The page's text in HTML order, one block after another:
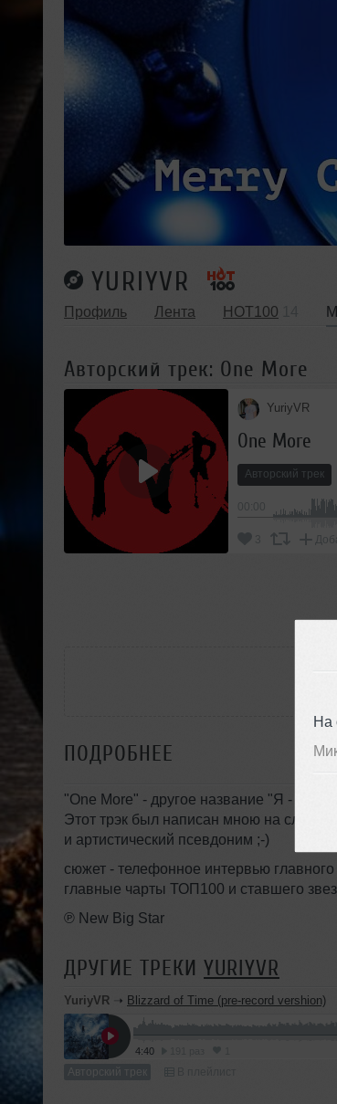
На
YURIYVR
Профиль Лента HOT100
Авторский трек: One More
YuriyVR
One More
Авторский трек
3
ПОДРОБНЕЕ
"One More" - другое название "Я -
Этот трэк был написан мною на слова
и артистический псевдоним ;-)
сюжет - телефонное интервью
главные чарты ТОП100 и ставшего
℗ New Big Star
ДРУГИЕ ТРЕКИ YURIYVR
YuriyVR ➝ Blizzard of Time (pre-record vershion)
4:40
Авторский трек